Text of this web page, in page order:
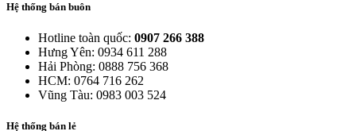
Hệ thống bán buôn
Hotline toàn quốc: 0907 266 388
Hưng Yên: 0934 611 288
Hải Phòng: 0888 756 368
HCM: 0764 716 262
Vũng Tàu: 0983 003 524
Hệ thống bán lẻ